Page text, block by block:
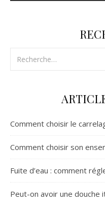
Comment choisir le
Comment choisir son
Fuite d’eau : comment
Peut-on avoir une douche